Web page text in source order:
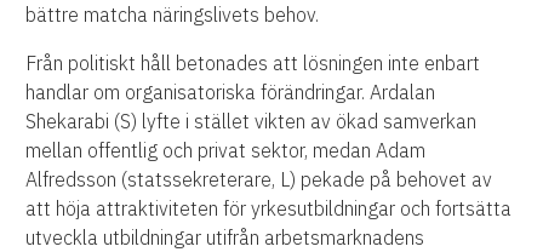
bättre matcha näringslivets behov.
Från politiskt håll betonades att lösningen inte enbart
handlar om organisatoriska förändringar. Ardalan
Shekarabi (S) lyfte i stället vikten av ökad samverkan
mellan offentlig och privat sektor, medan Adam
Alfredsson (statssekreterare, L) pekade på behovet av
att höja attraktiviteten för yrkesutbildningar och fortsätta
utveckla utbildningar utifrån arbetsmarknadens